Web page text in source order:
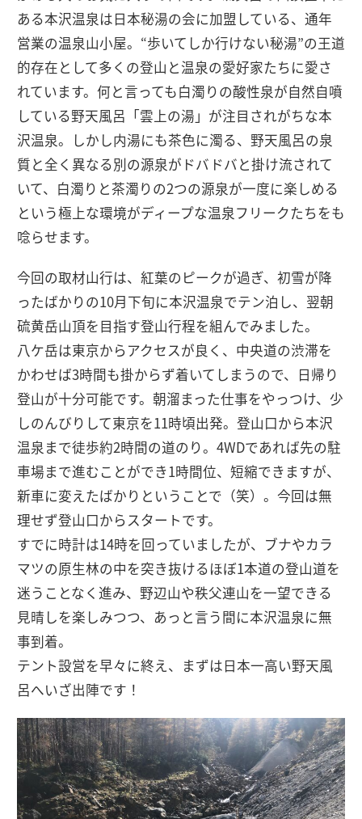
ある本沢温泉は日本秘湯の会に加盟している、通年
営業の温泉山小屋。“歩いてしか行けない秘湯”の王道
的存在として多くの登山と温泉の愛好家たちに愛さ
れています。何と言っても白濁りの酸性泉が自然自噴
している野天風呂「雲上の湯」が注目されがちな本
沢温泉。しかし内湯にも茶色に濁る、野天風呂の泉
質と全く異なる別の源泉がドバドバと掛け流されて
いて、白濁りと茶濁りの2つの源泉が一度に楽しめる
という極上な環境がディープな温泉フリークたちをも
唸らせます。
今回の取材山行は、紅葉のピークが過ぎ、初雪が降
ったばかりの10月下旬に本沢温泉でテン泊し、翌朝
硫黄岳山頂を目指す登山行程を組んでみました。
八ケ岳は東京からアクセスが良く、中央道の渋滞を
かわせば3時間も掛からず着いてしまうので、日帰り
登山が十分可能です。朝溜まった仕事をやっつけ、少
しのんびりして東京を11時頃出発。登山口から本沢
温泉まで徒歩約2時間の道のり。4WDであれば先の駐
車場まで進むことができ1時間位、短縮できますが、
新車に変えたばかりということで（笑）。今回は無
理せず登山口からスタートです。
すでに時計は14時を回っていましたが、ブナやカラ
マツの原生林の中を突き抜けるほぼ1本道の登山道を
迷うことなく進み、野辺山や秩父連山を一望できる
見晴しを楽しみつつ、あっと言う間に本沢温泉に無
事到着。
テント設営を早々に終え、まずは日本一高い野天風
呂へいざ出陣です！